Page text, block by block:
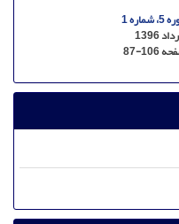
شماره 1
1396
87-106